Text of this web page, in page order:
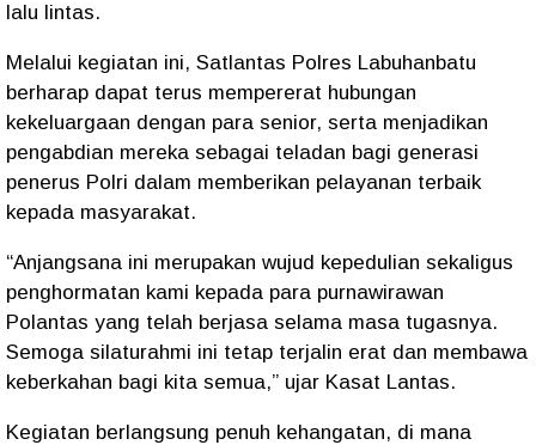
lalu lintas.
Melalui kegiatan ini, Satlantas Polres Labuhanbatu
berharap dapat terus mempererat hubungan
kekeluargaan dengan para senior, serta menjadikan
pengabdian mereka sebagai teladan bagi generasi
penerus Polri dalam memberikan pelayanan terbaik
kepada masyarakat.
“Anjangsana ini merupakan wujud kepedulian sekaligus
penghormatan kami kepada para purnawirawan
Polantas yang telah berjasa selama masa tugasnya.
Semoga silaturahmi ini tetap terjalin erat dan membawa
keberkahan bagi kita semua,” ujar Kasat Lantas.
Kegiatan berlangsung penuh kehangatan, di mana